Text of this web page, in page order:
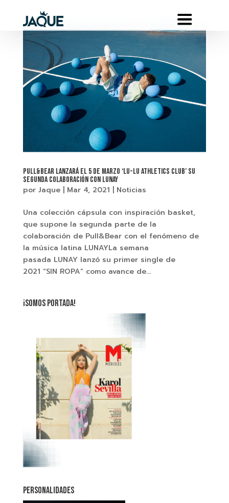
PULL&BEAR LANZARÁ EL 5 DE MARZO ‘LU-LU ATHLETICS CLUB’ SU
SEGUNDA COLABORACIÓN CON LUNAY
por Jaque| Mar 4, 2021 Noticias
Una colección cápsula con inspiración basket,
que supone la segunda parte de la
colaboración de Pull&Bear con el fenómeno de
la música latina LUNAYLa semana
pasada LUNAY lanzó su primer single de
2021 “SIN ROPA” como avance de...
¡SOMOS PORTADA!
PERSONALIDADES